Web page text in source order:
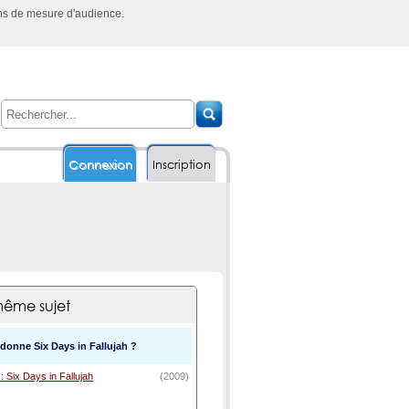
de mesure d'audience.
Inscription
Connexion
sujet
Six Days in Fallujah ?
Six Days in Fallujah (2009)